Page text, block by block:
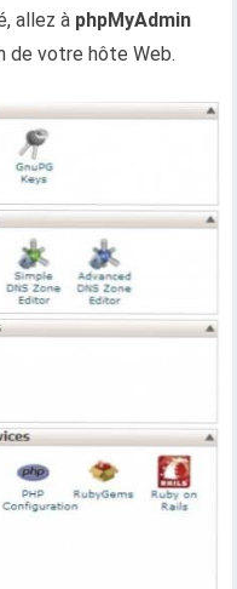
allez à phpMyAdmin
de votre hôte Web.